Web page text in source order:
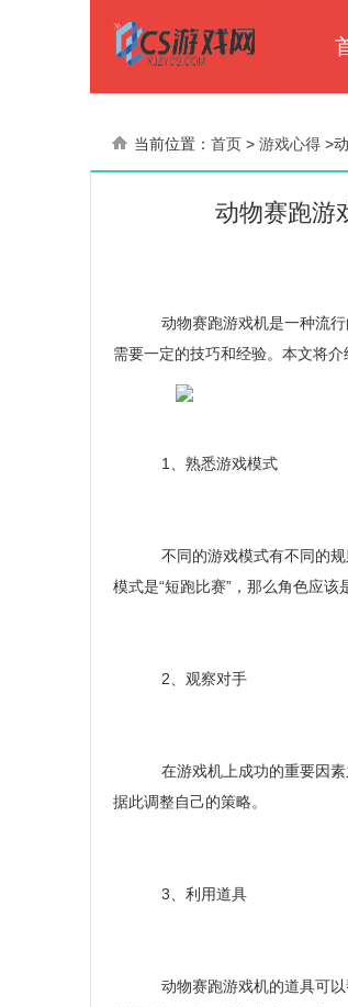
当前位置： 首页 > 游戏心得 >
动物赛跑游
动物赛跑游戏机是一种流行
需要一定的技巧和经验。本文将介
1、熟悉游戏模式
不同的游戏模式有不同的规
模式是“短跑比赛”，那么角色应该
2、观察对手
在游戏机上成功的重要因素
据此调整自己的策略。
3、利用道具
动物赛跑游戏机的道具可以